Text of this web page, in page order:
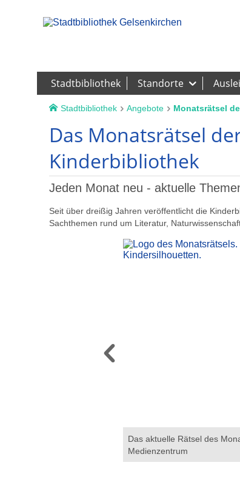
Stadtbibliothek Standorte
Stadtbibliothek Angebote Monatsrätsel
Das Monatsrätsel
Kinderbibliothek
Jeden Monat neu - aktuelle
Seit über dreißig Jahren veröffentlicht die
Sachthemen rund um Literatur,
Das aktuelle Rätsel des
Medienzentrum